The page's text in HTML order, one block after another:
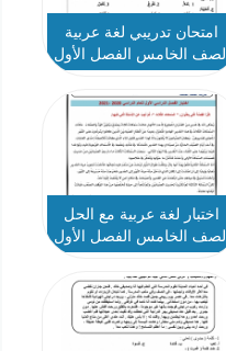
امتحان تدريبي لغة عربية
الصف الخامس الفصل الأول
اختبار لغة عربية مع الحل
الصف الخامس الفصل الأول